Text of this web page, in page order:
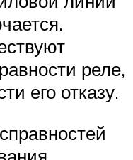
реле,
его отказу.